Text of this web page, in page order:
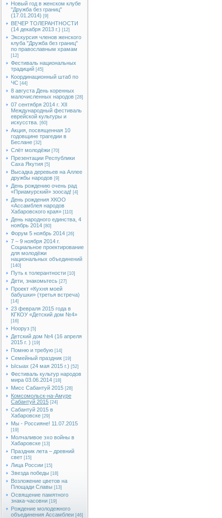
Новый год в женском клубе
"Дружба без границ"
(17.01.2014) [9]
ВЕЧЕР ТОЛЕРАНТНОСТИ
(14 декабря 2013 г.) [12]
Экскурсия членов женского
клуба "Дружба без границ"
по православным храмам
[12]
Фестиваль национальных
традиций [45]
Координационный штаб по
ЧС [44]
8 августа День коренных
малочисленных народов [28]
07 сентября 2014 г. XII
Международный фестиваль
еврейской культуры и
искусства.
[60]
Акция, посвященная 10
годовщине трагедии в
Беслане [32]
Слёт молодёжи [70]
Презентации Республики
Саха Якутия [5]
Высадка деревьев на Аллее
дружбы народов [9]
День рождению очень рад
«Приамурский» зоосад! [4]
День рождения ХКОО
«Ассамблея народов
Хабаровского края» [110]
День народного единства, 4
ноябрь 2014 [80]
Форум 5 ноябрь 2014 [26]
7 – 9 ноября 2014 г.
Социальное проектирование
для молодёжи
национальных объединений
[140]
Путь к толерантности [10]
Дети, знакомьтесь [27]
Проект «Кухня моей
бабушки» (третья встреча)
[14]
23 февраля 2015 года в
КГКОУ «Детский дом №4»
[16]
Нооруз [5]
Детский дом №4 (16 апреля
2015 г. ) [19]
Помню и требую [14]
Семейный праздник [19]
Ысыах (24 мая 2015 г.) [52]
Фестиваль культур народов
мира 03.06.2014 [18]
Мисс Сабантуй 2015 [28]
Комсомольск-на-Амуре
Сабантуй 2015 [24]
Сабантуй 2015 в
Хабаровске [29]
Мы - Россияне! 11.07.2015
[19]
Молчаливое эхо войны в
Хабаровске [13]
Праздник лета – древний
свет [15]
Лица России [15]
Звезда победы [18]
Возложение цветов на
Площади Славы [13]
Освящение памятного
знака-часовни [19]
Рождение молодежного
объединения Ассамблеи [46]